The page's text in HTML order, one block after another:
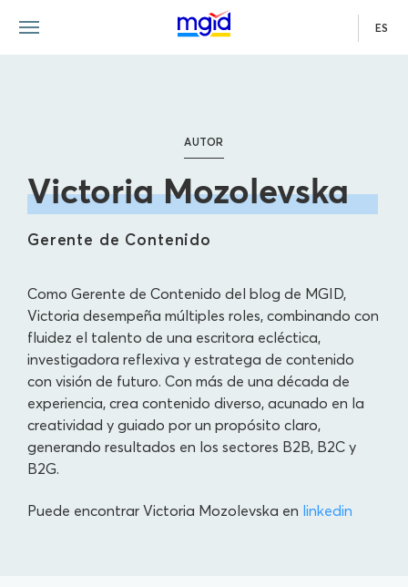
ES
AUTOR
Victoria Mozolevska
Gerente de Contenido
Como Gerente de Contenido del blog de MGID,
Victoria desempeña múltiples roles, combinando con
fluidez el talento de una escritora ecléctica,
investigadora reflexiva y estratega de contenido
con visión de futuro. Con más de una década de
experiencia, crea contenido diverso, acunado en la
creatividad y guiado por un propósito claro,
generando resultados en los sectores B2B, B2C y
B2G.
Puede encontrar Victoria Mozolevska en linkedin